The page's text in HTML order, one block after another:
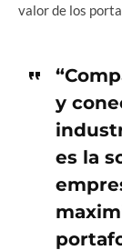
valor de los
y
es la